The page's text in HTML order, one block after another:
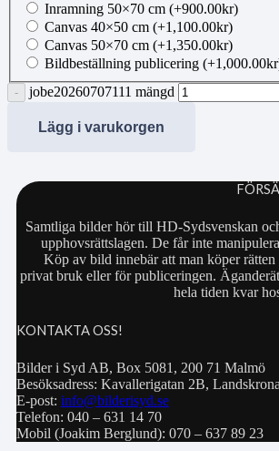
Inramning 50×70 cm (+900.00kr)
Canvas 40×50 cm (+1,100.00kr)
Canvas 50×70 cm (+1,350.00kr)
Bildbeställning publicering (+1,000.00kr
jobe20260707111 mängd
Lägg i varukorgen
Samtliga bilder hör till HD-Sydsvenskan
upphovsrättslagen. De får inte
Köp av bild innebär att man köper
privat bruk eller för publiceringen.
hela tiden kvar
KONTAKTA OSS!
Bilder i Syd AB, Box 5081, 200 71 Malmö
Besöksadress: Kavallerigatan 2B,
E-post: info@bilderisyd.se
Telefon: 040 – 631 14 70
Mobil (Joakim Berglund): 070 – 637 89 23